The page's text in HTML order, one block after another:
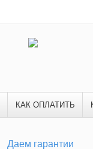
КАК ОПЛАТИТЬ
Даем гарантии